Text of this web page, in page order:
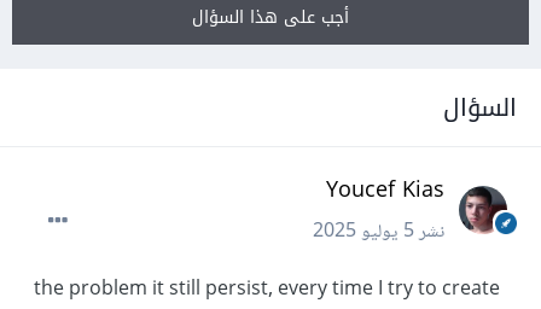
أجب على هذا السؤال
السؤال
Youcef Kias
نشر5 يوليو 2025
the problem it still persist, every time I try to create